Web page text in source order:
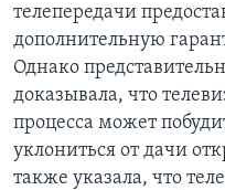
телепередачи
дополнительную
Однако
доказывала, что
процесса может
уклониться от дачи
также указала, что